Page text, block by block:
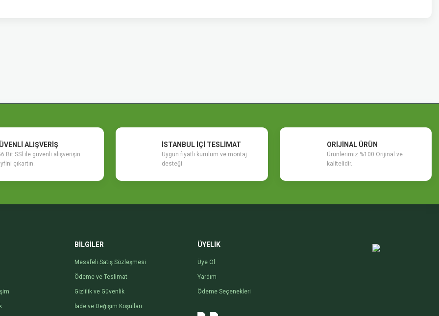
ALIŞVERİŞ
Bit SSl ile güvenli alışverişin
çıkartın.
İSTANBUL İÇİ TESLİMAT
Uygun fiyatlı kurulum ve montaj
desteği
ORİJİNAL ÜRÜN
Ürünlerimiz %100 Orijinal ve
kalitelidir.
BİLGİLER
Mesafeli Satış Sözleşmesi
Ödeme ve Teslimat
Gizlilik ve Güvenlik
İade ve Değişim Koşulları
ÜYELİK
Üye Ol
Yardım
Ödeme Seçenekleri